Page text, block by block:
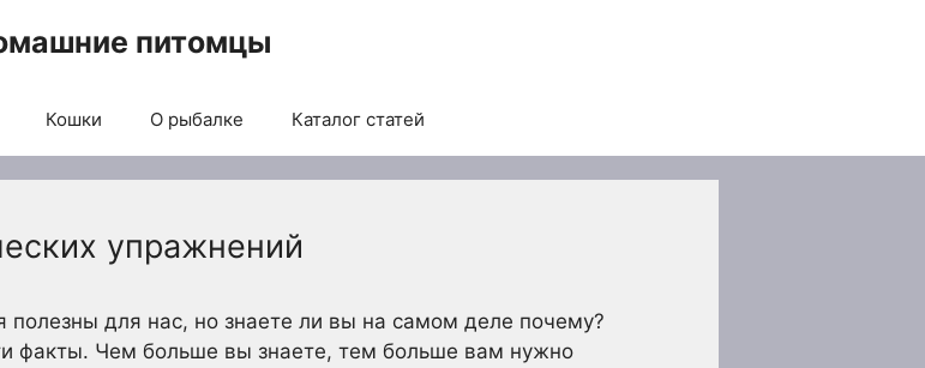
питомцы
Кошки О рыбалке Каталог статей
упражнений
для нас, но знаете ли вы на самом деле почему?
факты. Чем больше вы знаете, тем больше вам нужно